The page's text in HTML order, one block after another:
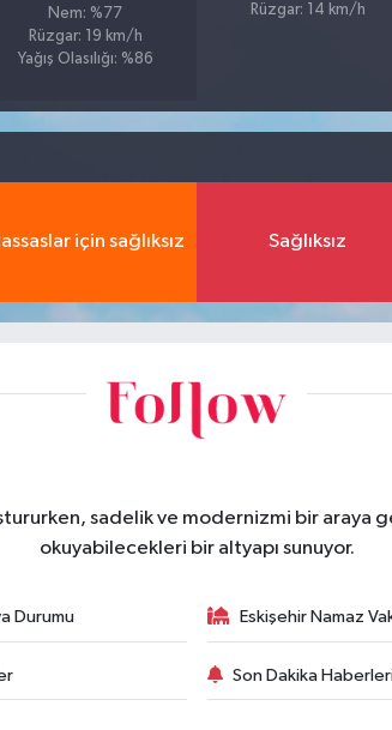
Nem: %77
Rüzgar: 19 km/h
Yağış Olasılığı: %86
Rüzgar: 14 km/h
için sağlıksız Sağlıksız
sadelik ve modernizmi bir araya
okuyabilecekleri bir altyapı sunuyor.
Durumu Eskişehir Namaz
Son Dakika